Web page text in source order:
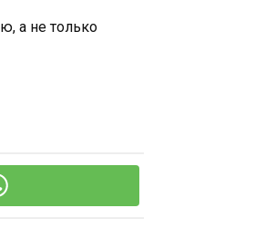
а не только